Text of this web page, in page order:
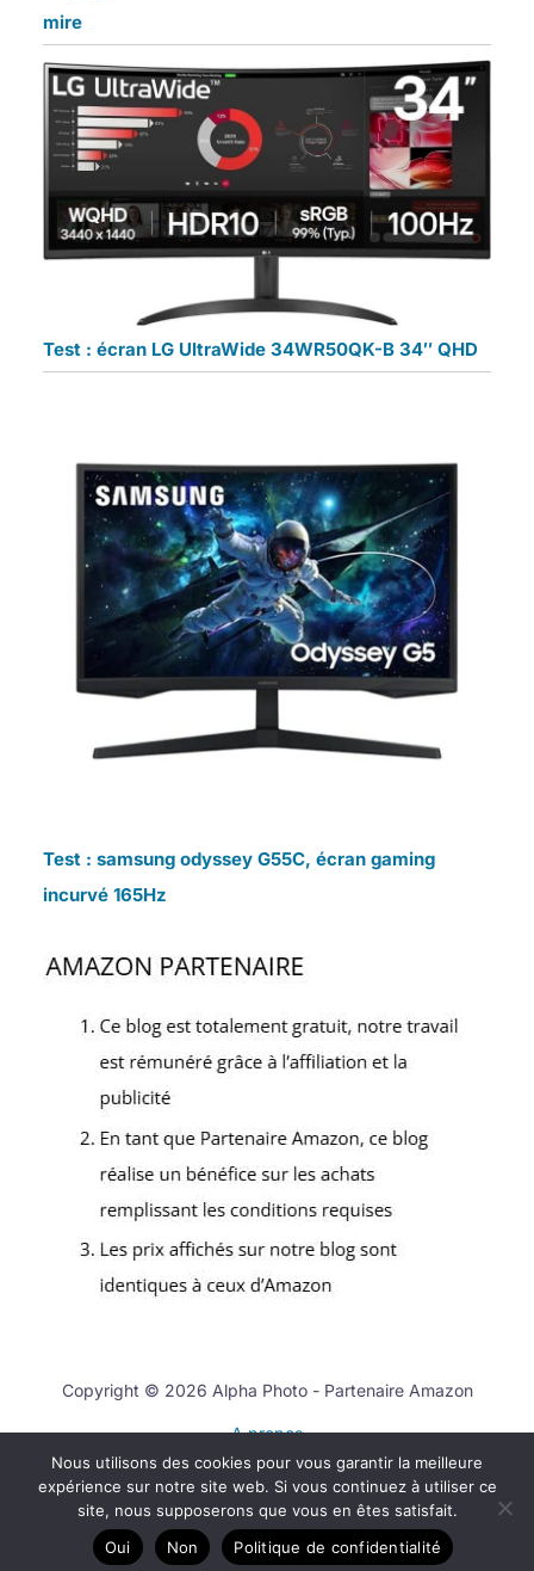
mire
Test : écran LG UltraWide 34WR50QK-B 34″ QHD
Test : samsung odyssey G55C, écran gaming
incurvé 165Hz
Copyright © 2026 Alpha Photo - Partenaire Amazon
A propos
Contact
Mentions légales
Politique de confidentialité
Nous utilisons des cookies pour vous garantir la meilleure
expérience sur notre site web. Si vous continuez à utiliser ce
site, nous supposerons que vous en êtes satisfait.
Oui
Non Politique de confidentialité